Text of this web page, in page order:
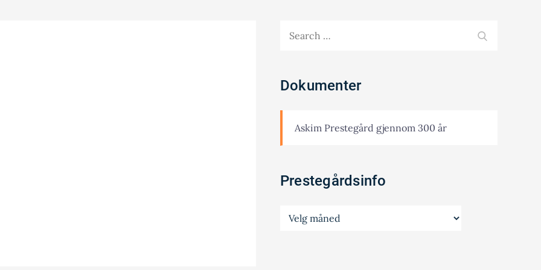
Dokumenter
Askim Prestegård gjennom 300 år
Prestegårdsinfo
Prestegårdsinfo